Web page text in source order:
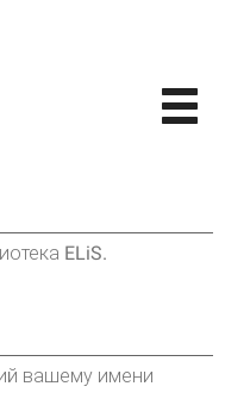
ELiS.
вашему имени